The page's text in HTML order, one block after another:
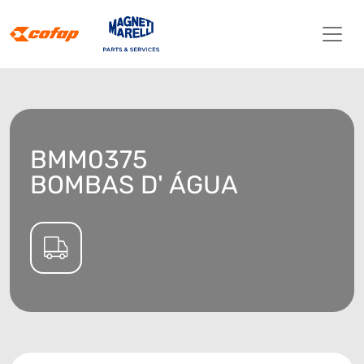
BMM0375
BOMBAS D' ÁGUA